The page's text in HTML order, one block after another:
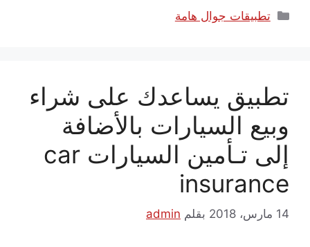
التصنيفات
تطبيقات جوال هامة
تطبيق يساعدك على شراء
وبيع السيارات بالأضافة
إلى تـأمين السيارات car
insurance
14 مارس، 2018 بقلم admin